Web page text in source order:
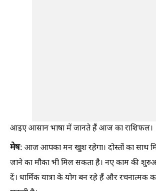
आइए आसान भाषा में जानते हैं आज का राशिफल।
मेष: आज आपका मन खुश रहेगा। दोस्तों का साथ
जाने का मौका भी मिल सकता है। नए काम की
दें। धार्मिक यात्रा के योग बन रहे हैं और रचनात्मक